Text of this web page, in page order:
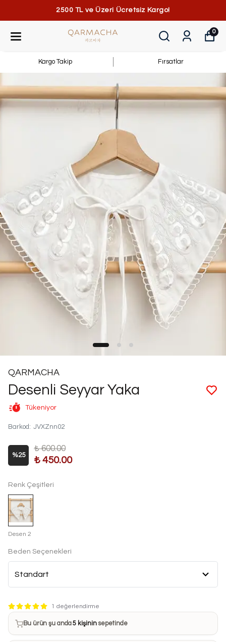
2500 TL ve Üzeri Ücretsiz Kargo!
0
Kargo Takip Fırsatlar
QARMACHA
Desenli Seyyar Yaka
Tükeniyor
Barkod : JVXZnn02
%25
₺ 600.00
₺ 450.00
Renk Çeşitleri
Desen 2
Beden Seçenekleri
1 değerlendirme
Bu ürün şu anda5 kişininsepetinde